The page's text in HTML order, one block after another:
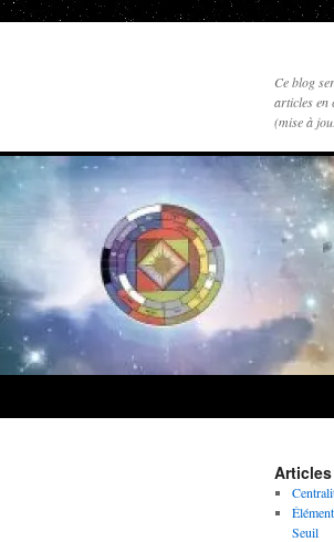
Ce blog
articles en
(mise à
Seuil